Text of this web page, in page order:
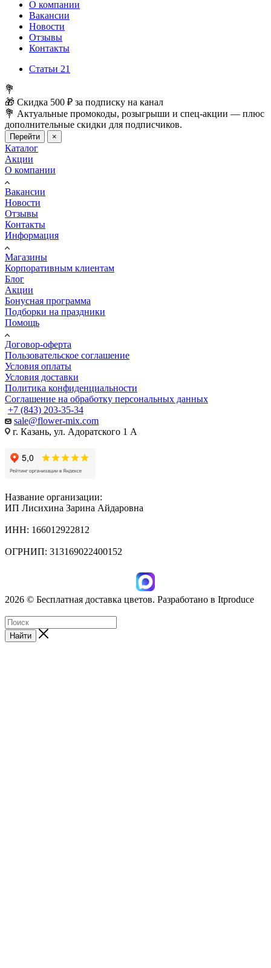
О компании
Вакансии
Новости
Отзывы
Контакты
Статьи 21
💐
🎁 Скидка 500 ₽ за подписку на канал
💐 Актуальные промокоды, розыгрыши и спец-акции — плюс
дополнительные скидки для подписчиков.
Перейти ×
Каталог
Акции
О компании
Вакансии
Новости
Отзывы
Контакты
Информация
Магазины
Корпоративным клиентам
Блог
Акции
Бонусная программа
Подборки на праздники
Помощь
Договор-оферта
Пользовательское соглашение
Условия оплаты
Условия доставки
Политика конфиденциальности
Соглашение на обработку персональных данных
+7 (843) 203-35-34
sale@flower-mix.com
г. Казань, ул. Адоратского 1 А
Название организации:
ИП Лисихина Зарина Айдаровна
ИНН: 166012922812
ОГРНИП: 313169022400152
2026 © Бесплатная доставка цветов. Разработано в Itproduce
Найти